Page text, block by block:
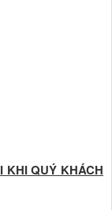
KHI QUÝ KHÁCH